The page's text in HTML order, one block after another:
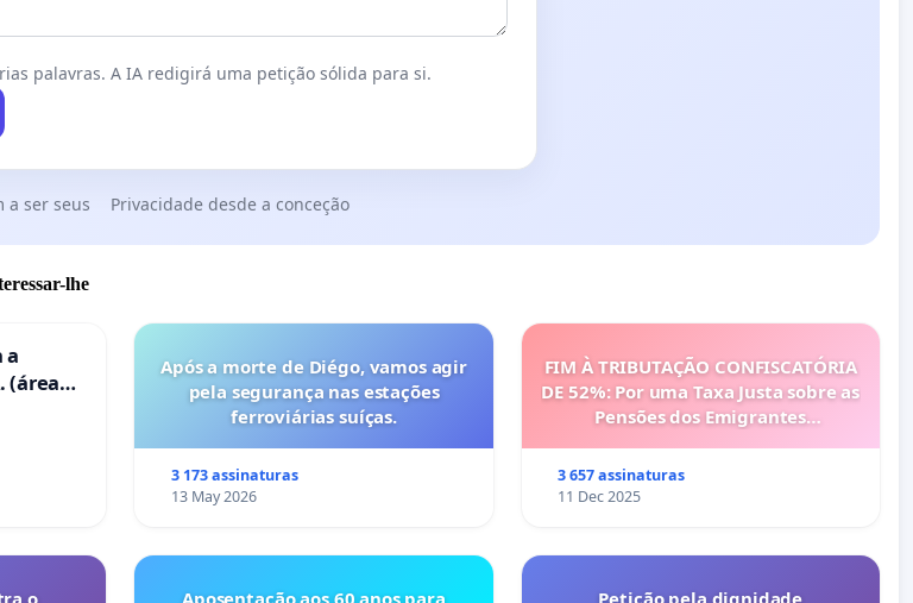
palavras. A IA redigirá uma petição sólida para si.
a ser seus Privacidade desde a conceção
lhe
a
(área
Após a morte de Diégo, vamos agir
pela segurança nas estações
ferroviárias suíças.
3 173 assinaturas
13 May 2026
FIM À TRIBUTAÇÃO CONFISCATÓRIA
DE 52%: Por uma Taxa Justa sobre as
Pensões dos Emigrantes
3 657 assinaturas
11 Dec 2025